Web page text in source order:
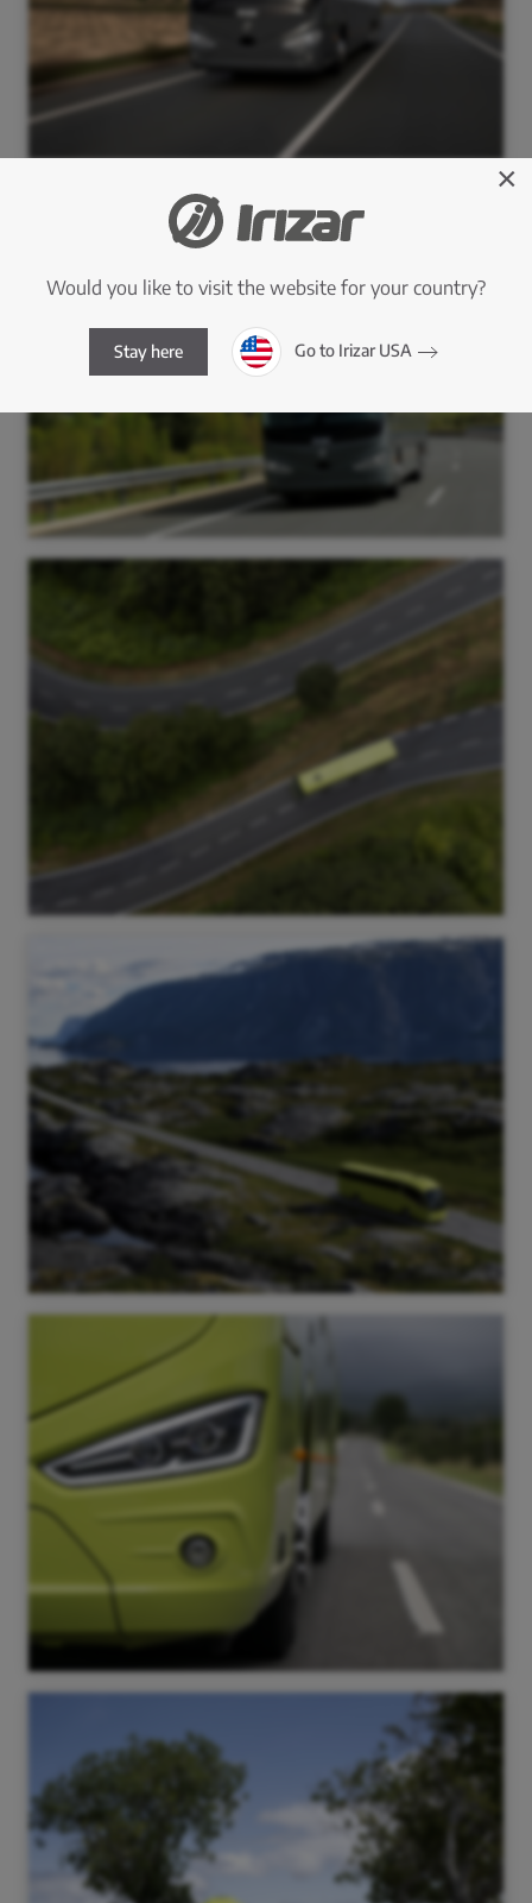
×
Would you like to visit the website for your country?
Stay here Go to Irizar USA